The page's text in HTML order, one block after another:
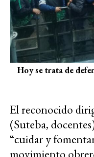
Hoy se trata de
El reconocido
(Suteba,
“cuidar y
movimiento